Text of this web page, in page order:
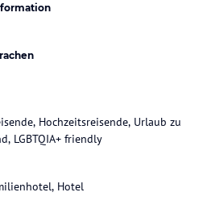
Hochzeitsreisende, Urlaub zu
LGBTQIA+ friendly
Hotel